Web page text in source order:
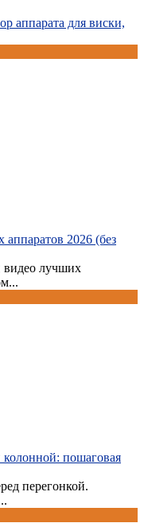
аппарата для виски,
2026 (без
видео лучших
колонной: пошаговая
перегонкой.